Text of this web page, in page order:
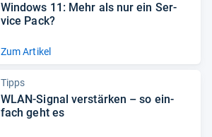
Win­dows 11: Mehr als nur ein Ser­
vice Pack?
Zum Artikel
Tipps
WLAN-​Signal ver­stär­ken – so ein­
fach geht es